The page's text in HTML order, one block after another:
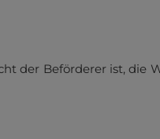
der Beförderer ist, die